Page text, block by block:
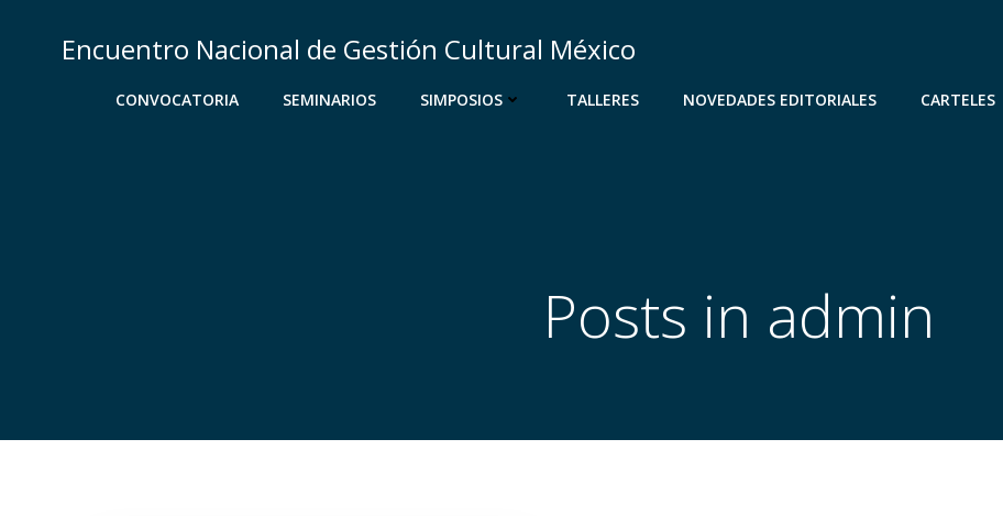
contenidoEncuentro Nacional de Gestión Cultural México
CONVOCATORIA SEMINARIOS SIMPOSIOS TALLERES NOVEDADES EDITORIALES CARTELES
Posts in admin